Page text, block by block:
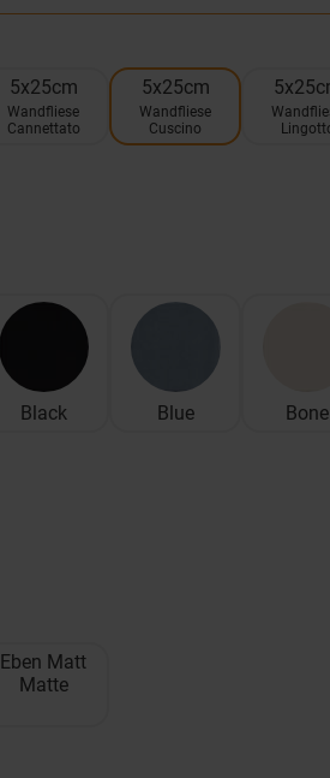
5x25cm
Wandfliese
Cannettato
5x25cm
Wandfliese
Cuscino
Black Blue Bone
Eben Matt
Matte